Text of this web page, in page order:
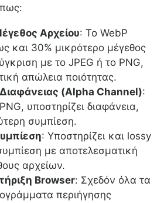
Αρχείου: Το WebP
και 30% μικρότερο μέγεθος
με το JPEG ή το PNG,
απώλεια ποιότητας.
(Alpha Channel):
υποστηρίζει διαφάνεια,
συμπίεση.
: Υποστηρίζει και lossy
με αποτελεσματική
αρχείων.
Browser: Σχεδόν όλα τα
περιήγησης